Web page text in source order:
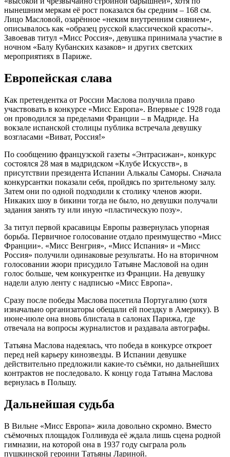
нынешним меркам её рост показался бы средним – 168 см.
Лицо Масловой, озарённое «неким внутренним сиянием»,
описывалось как «образец русской классической красоты».
Завоевав титул «Мисс Россия», девушка принимала участие в
ночном «Балу Кубанских казаков» и других светских
мероприятиях в Париже.
Европейская слава
Как претендентка от России Маслова получила право
участвовать в конкурсе «Мисс Европа». Впервые с 1928 года
он проводился за пределами Франции – в Мадриде. На
вокзале испанской столицы публика встречала девушку
возгласами «Виват, Россия!»
По сообщению французской газеты «Энтрасижан», конкурс
состоялся 28 мая в мадридском «Клубе Искусств», в
присутствии президента Испании Алькалы Саморы. Сначала
конкурсантки показали себя, пройдясь по зрительному залу.
Затем они по одной подходили к столику членов жюри.
Никаких шоу в бикини тогда не было, но девушки получали
задания занять ту или иную «пластическую позу».
За титул первой красавицы Европы развернулась упорная
борьба. Первичное голосование отдало преимущество «Мисс
Франции». «Мисс Венгрия», «Мисс Испания» и «Мисс
Россия» получили одинаковые результаты. Но на вторичном
голосовании жюри присудило Татьяне Масловой на один
голос больше, чем конкурентке из Франции. На девушку
надели алую ленту с надписью «Мисс Европа».
Сразу после победы Маслова посетила Португалию (хотя
изначально организаторы обещали ей поездку в Америку). В
июне-июле она вновь блистала в салонах Парижа, где
отвечала на вопросы журналистов и раздавала автографы.
Татьяна Маслова надеялась, что победа в конкурсе откроет
перед ней карьеру кинозвезды. В Испании девушке
действительно предложили какие-то съёмки, но дальнейших
контрактов не последовало. К концу года Татьяна Маслова
вернулась в Польшу.
Дальнейшая судьба
В Вильне «Мисс Европа» жила довольно скромно. Вместо
съёмочных площадок Голливуда её ждала лишь сцена родной
гимназии, на которой она в 1937 году сыграла роль
пушкинской героини Татьяны Лариной.